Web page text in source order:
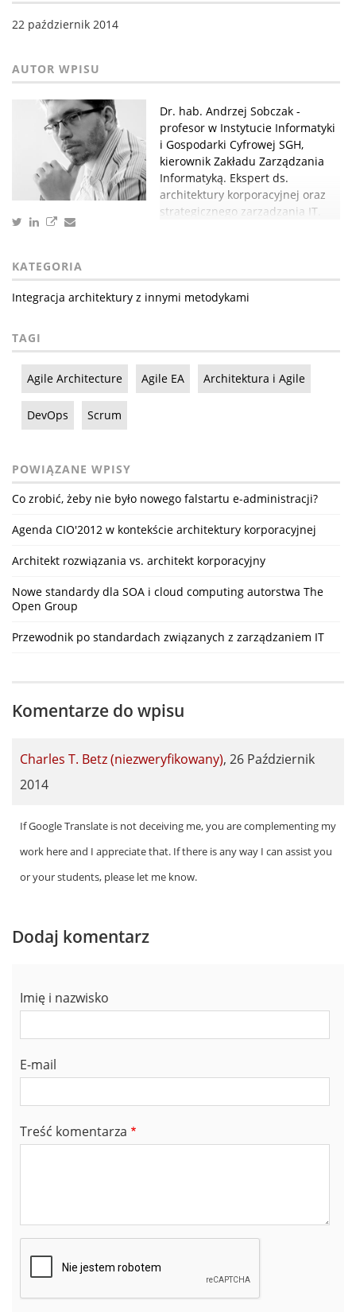
22 październik 2014
Dr. hab. Andrzej Sobczak -
profesor w Instytucie Informatyki
i Gospodarki Cyfrowej SGH,
kierownik Zakładu Zarządzania
Informatyką. Ekspert ds.
architektury korporacyjnej oraz
strategicznego zarządzania IT.
KATEGORIA
Integracja architektury z innymi metodykami
TAGI
Agile Architecture Agile EA Architektura i Agile
DevOps Scrum
POWIĄZANE WPISY
Co zrobić, żeby nie było nowego falstartu e-administracji?
Agenda CIO'2012 w kontekście architektury korporacyjnej
Architekt rozwiązania vs. architekt korporacyjny
Nowe standardy dla SOA i cloud computing autorstwa The
Open Group
Przewodnik po standardach związanych z zarządzaniem IT
Komentarze do wpisu
Charles T. Betz (niezweryfikowany), 26 Październik
2014
If Google Translate is not deceiving me, you are complementing my
work here and I appreciate that. If there is any way I can assist you
or your students, please let me know.
Dodaj komentarz
Imię i nazwisko
E-mail
Treść komentarza